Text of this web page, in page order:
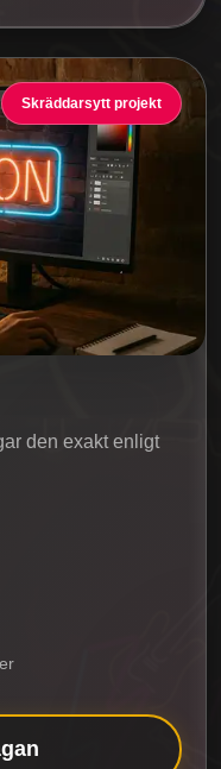
Skräddarsytt projekt
den exakt enligt